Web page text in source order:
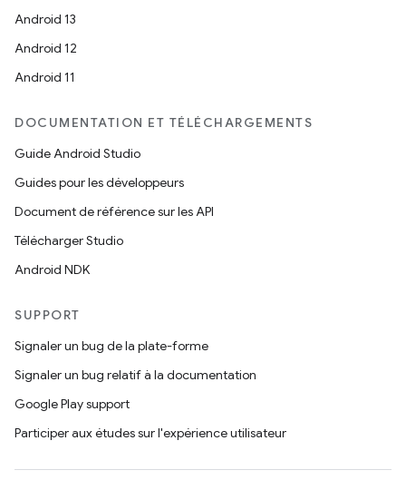
Android 13
Android 12
Android 11
DOCUMENTATION ET TÉLÉCHARGEMENTS
Guide Android Studio
Guides pour les développeurs
Document de référence sur les API
Télécharger Studio
Android NDK
SUPPORT
Signaler un bug de la plate-forme
Signaler un bug relatif à la documentation
Google Play support
Participer aux études sur l'expérience utilisateur